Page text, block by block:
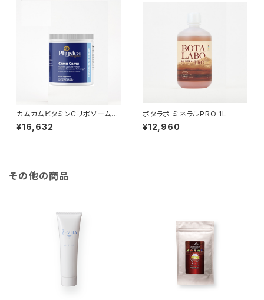
カムカムビタミンCリポソームパ
ウダー【150g】
¥16,632
ボタラボ ミネラルPRO 1L
¥12,960
その他の商品